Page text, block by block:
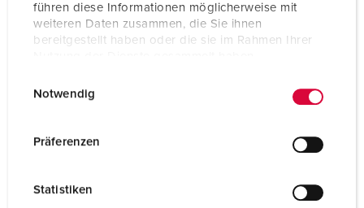
führen diese Informationen möglicherweise mit
weiteren Daten zusammen, die Sie ihnen
bereitgestellt haben oder die sie im Rahmen Ihrer
Notwendig
Präferenzen
Statistiken